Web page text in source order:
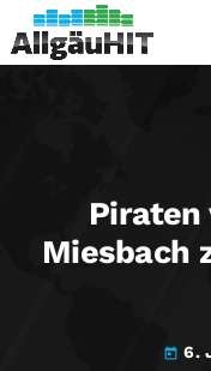
Piraten
Miesbach
today 6.